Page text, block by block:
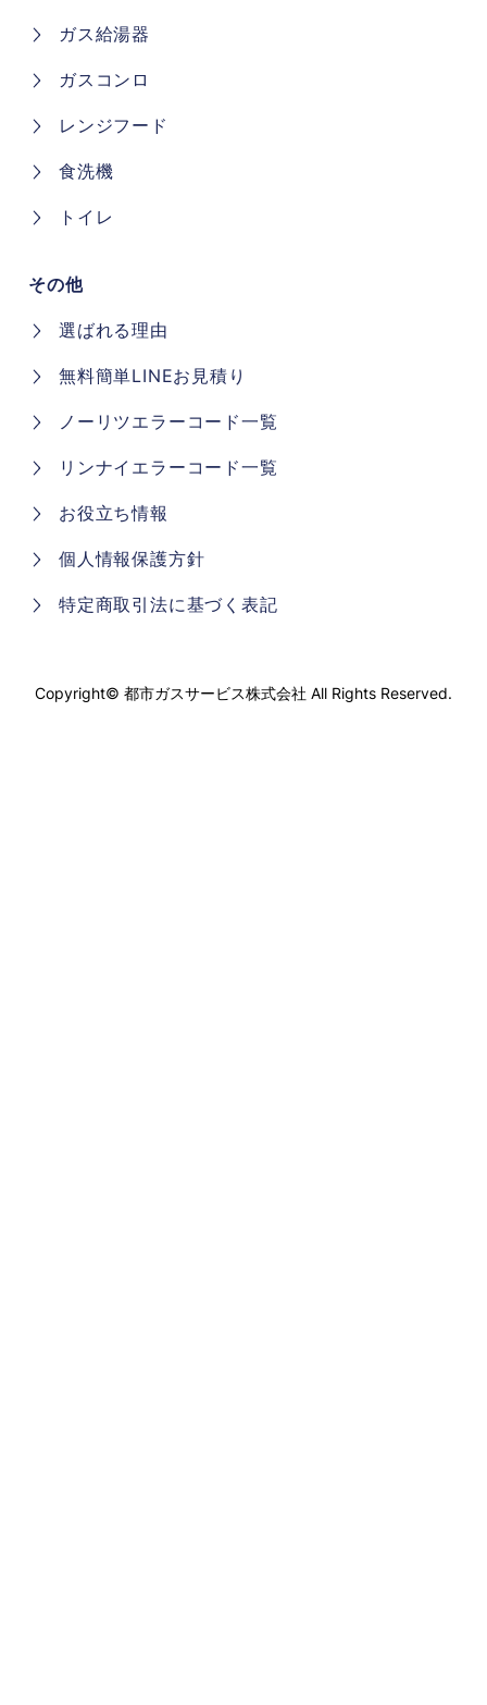
Copyright© 都市ガスサービス株式会社 All Rights Reserved.
トイレ
食洗機
レンジフード
ガスコンロ
ガス給湯器
個人情報保護方針
お役立ち情報
リンナイエラーコード一覧
ノーリツエラーコード一覧
無料簡単LINEお見積り
選ばれる理由
その他
特定商取引法に基づく表記